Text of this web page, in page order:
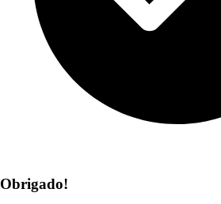
Obrigado!